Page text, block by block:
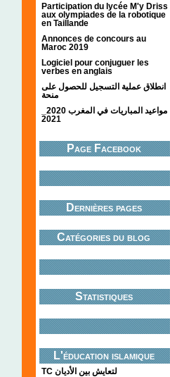
Participation du lycée M'y Driss
aux olympiades de la robotique
en Taillande
Annonces de concours au
Maroc 2019
Logiciel pour conjuguer les
verbes en anglais
انطلاق عملية التسجيل للحصول على
منحة
2021
Page Facebook
Dernières pages
Catégories du blog
Statistiques
L'éducation islamique
TC لتعايش بين الأديان